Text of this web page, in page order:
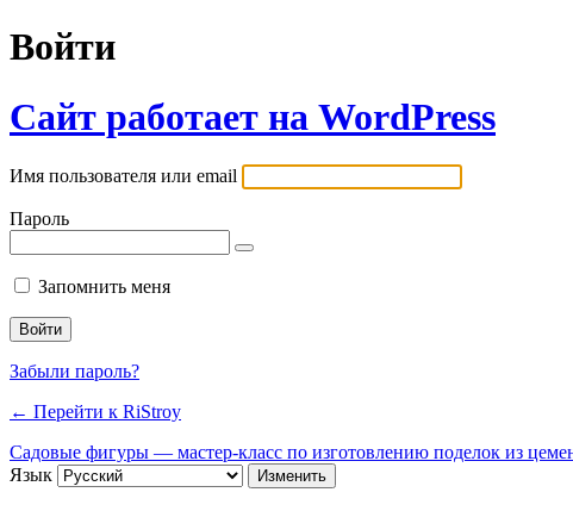
Войти
Сайт работает на WordPress
Имя пользователя или email
Пароль
Запомнить меня
Забыли пароль?
← Перейти к RiStroy
Садовые фигуры — мастер-класс по изготовлению поделок из
Язык